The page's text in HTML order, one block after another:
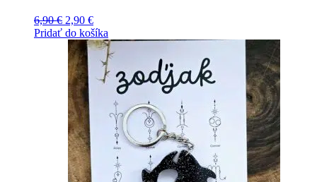
6,90€ Original
price
was:
6,90 €.
2,90 €Current
price
is:
2,90 €.
Pridať do košíka